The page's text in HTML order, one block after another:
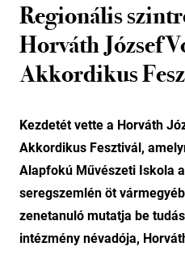
Regionális
Horváth József
Akkordikus
Kezdetét vette a Horváth
Akkordikus Fesztivál,
Alapfokú Művészeti Iskola
seregszemlén öt
zenetanuló mutatja be
intézmény névadója,